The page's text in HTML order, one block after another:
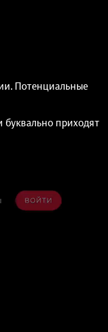
Потенциальные
буквально приходят